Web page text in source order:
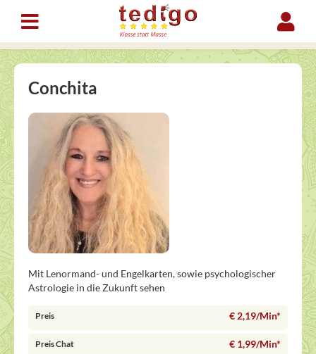
Conchita
Mit Lenormand- und Engelkarten, sowie psychologischer
Astrologie in die Zukunft sehen
Preis € 2,19/Min*
Preis Chat € 1,99/Min*